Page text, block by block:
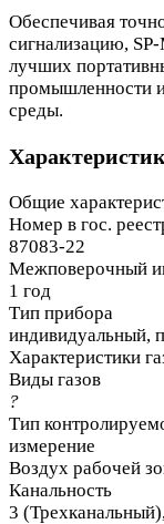
Обеспечивая
сигнализацию,
лучших
промышленности
среды.
Общие
Номер в гос.
87083-22
Межповерочный
1 год
Тип прибора
индивидуальный,
Характеристики
Виды газов
?
Тип
измерение
Воздух рабочей
Канальность
3